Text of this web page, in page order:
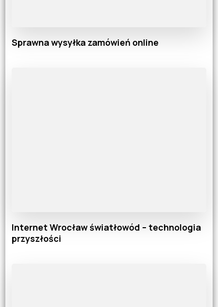
Sprawna wysyłka zamówień online
Internet Wrocław światłowód – technologia
przyszłości